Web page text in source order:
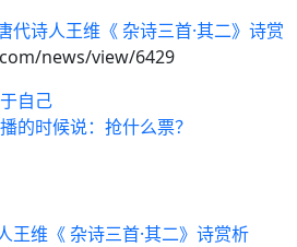
代诗人王维《​ 杂诗三首·其二​》诗赏
news/view/6429
自己
的时候说：抢什么票？
王维《​ 杂诗三首·其二​》诗赏析